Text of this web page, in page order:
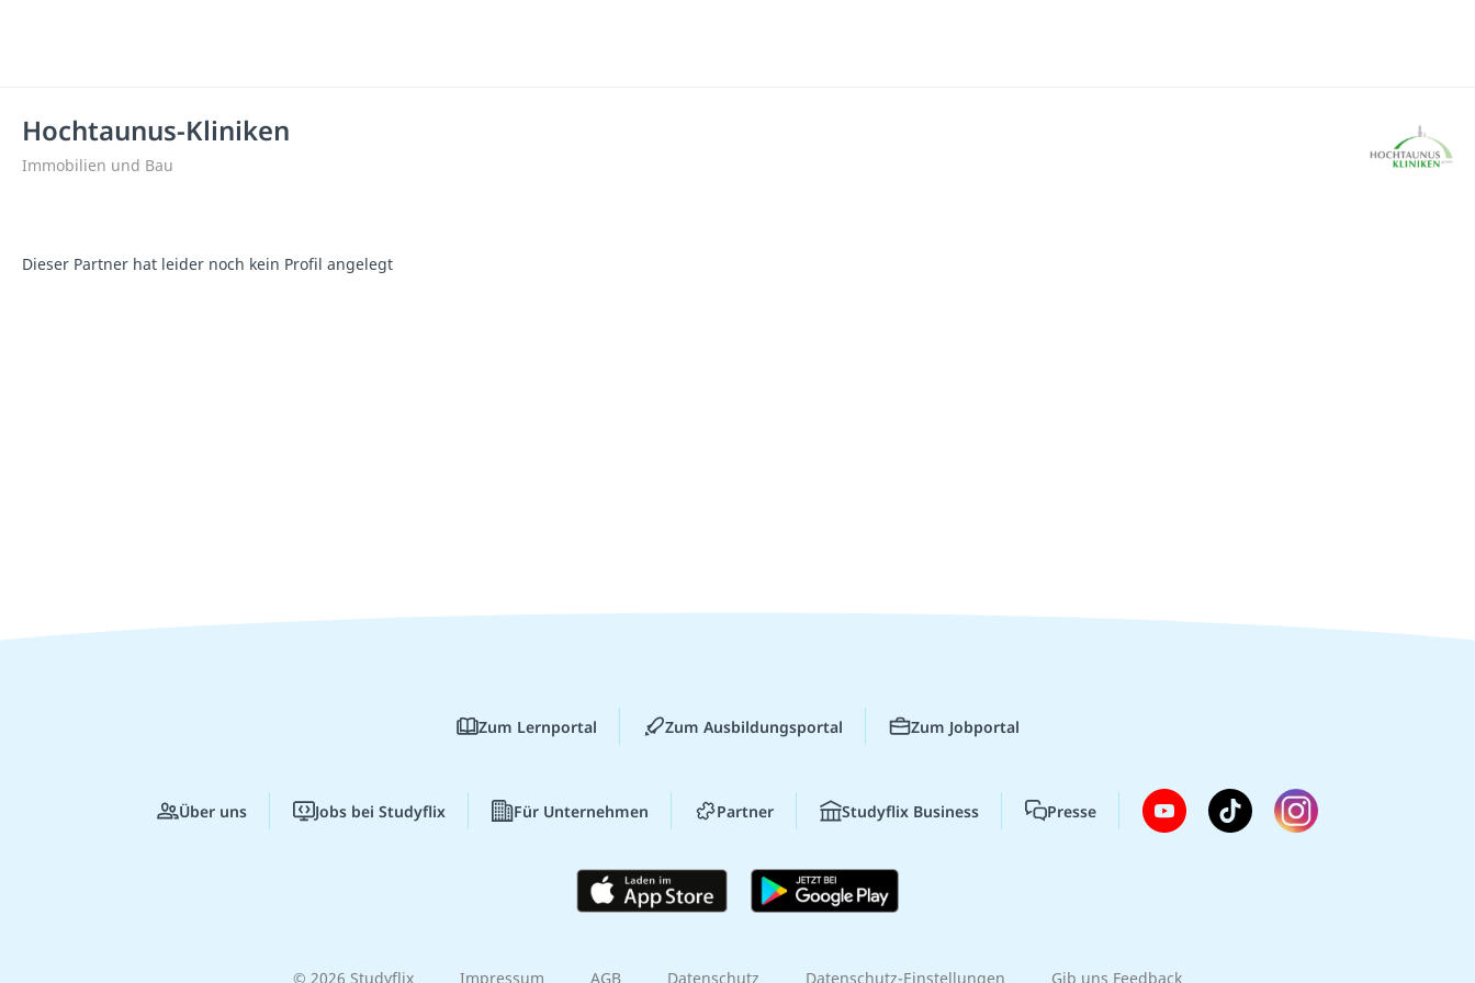
Hochtaunus-Kliniken
Immobilien und Bau
Dieser Partner hat leider noch kein Profil angelegt
Zum Lernportal Zum Ausbildungsportal Zum Jobportal
Über uns Jobs bei Studyflix Für Unternehmen Partner Studyflix Business Presse
© 2026 Studyflix Impressum AGB Datenschutz Datenschutz-Einstellungen Gib uns Feedback